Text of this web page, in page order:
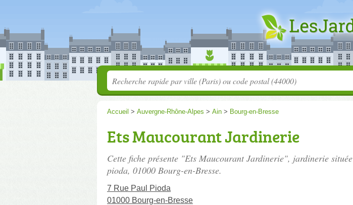
Accueil > Auvergne-Rhône-Alpes > Ain > Bourg-en-Bresse
Ets Maucourant Jardinerie
Cette fiche présente "Ets Maucourant Jardinerie", jardinerie située
pioda, 01000 Bourg-en-Bresse.
7 Rue Paul Pioda
01000 Bourg-en-Bresse